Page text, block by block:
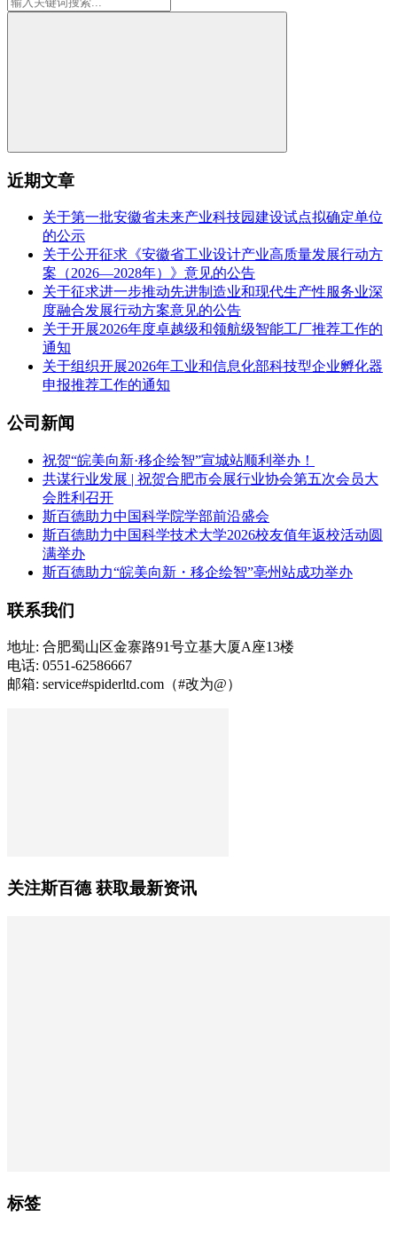
近期文章
关于第一批安徽省未来产业科技园建设试点拟确定单位
的公示
关于公开征求《安徽省工业设计产业高质量发展行动方
案（2026—2028年）》意见的公告
关于征求进一步推动先进制造业和现代生产性服务业深
度融合发展行动方案意见的公告
关于开展2026年度卓越级和领航级智能工厂推荐工作的
通知
关于组织开展2026年工业和信息化部科技型企业孵化器
申报推荐工作的通知
公司新闻
祝贺“皖美向新·移企绘智”宣城站顺利举办！
共谋行业发展 | 祝贺合肥市会展行业协会第五次会员大
会胜利召开
斯百德助力中国科学院学部前沿盛会
斯百德助力中国科学技术大学2026校友值年返校活动圆
满举办
斯百德助力“皖美向新・移企绘智”亳州站成功举办
联系我们
地址: 合肥蜀山区金寨路91号立基大厦A座13楼
电话: 0551-62586667
邮箱: service#spiderltd.com（#改为@）
关注斯百德 获取最新资讯
标签